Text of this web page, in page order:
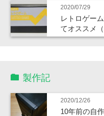
2020/07/29
レトロゲー
てオススメ
製作記
2020/12/26
10年前の自